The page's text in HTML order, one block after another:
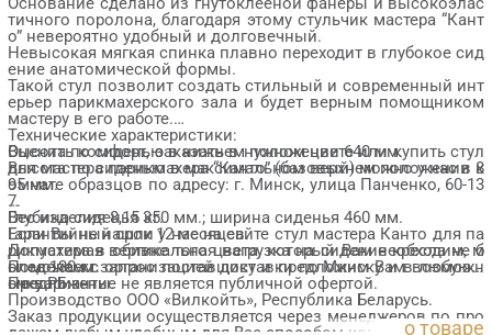
тичного поролона, благодаря этому стульчик мастера “Кант
о” невероятно удобный и долговечный.
Невысокая мягкая спинка плавно переходит в глубокое сид
ение анатомической формы.
Такой стул позволит создать стильный и современный инт
ерьер парикмахерского зала и будет верным помощником
мастеру в его работе.
Оценить комфорт, заказать в нужном цвете или купить стул
для мастера парикмахера “Канто” (базовый) можно у нас в к
омнате образцов по адресу: г. Минск, улица Панченко, 60-13
7.
Если Вы не нашли у нас на сайте стул мастера Канто для па
рикмахера в обивке того цвета, который Вам необходим, м
ы сделаем запрос поставщику и предложим Вам возможн
ые варианты.
Заказ продукции осуществляется через менеджеров по про
Технические характеристики:
Высота по сиденью в нижнем положении 640 мм.
Высота по сиденью в максимальном верхнем положении 8
95 мм.
Глубина сиденья 350 мм.; ширина сиденья 460 мм.
Допустимая вертикальная нагрузка на сидение кресла не б
олее 130 кг.
Вес изделия 8,15 кг.
Гарантийный срок 12 месяцев.
Поможем с организацией доставки по Минску и в любую т
очку РБ.
Предложение не является публичной офертой.
Производство ООО «Вилкойть», Республика Беларусь.
о товаре